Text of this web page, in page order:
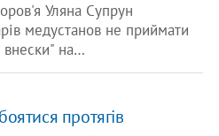
Уляна Супрун
медустанов не приймати
внески" на…
протягів